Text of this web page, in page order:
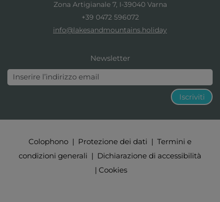
Zona Artigianale 7, I-39040 Varna
+39 0472 596072
info@lakesandmountains.holiday
Newsletter
Iscriviti
Colophono | Protezione dei dati | Termini e
condizioni generali | Dichiarazione di accessibilità
| Cookies